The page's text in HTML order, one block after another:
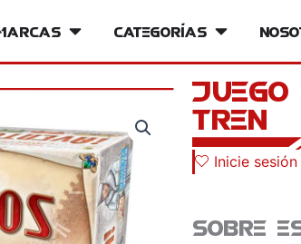
Open MarcasCategorías Open
Tren
Inicie sesión
Sobre